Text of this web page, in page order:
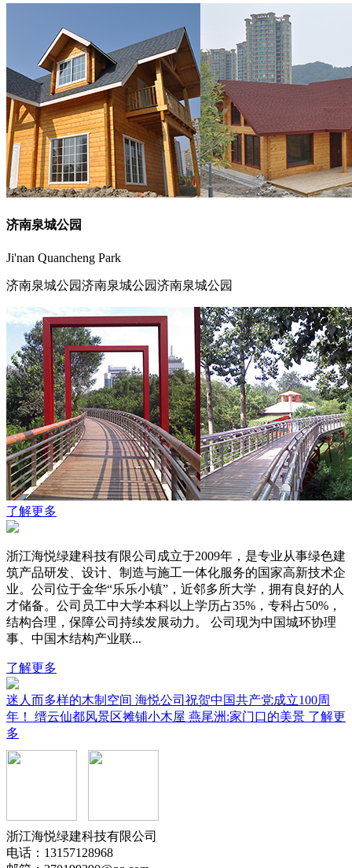
济南泉城公园
Ji'nan Quancheng Park
济南泉城公园济南泉城公园济南泉城公园
了解更多
浙江海悦绿建科技有限公司成立于2009年，是专业从事绿色建
筑产品研发、设计、制造与施工一体化服务的国家高新技术企
业。公司位于金华“乐乐小镇”，近邻多所大学，拥有良好的人
才储备。公司员工中大学本科以上学历占35%，专科占50%，
结构合理，保障公司持续发展动力。 公司现为中国城环协理
事、中国木结构产业联...
了解更多
迷人而多样的木制空间 海悦公司祝贺中国共产党成立100周
年！ 缙云仙都风景区摊铺小木屋 燕尾洲:家门口的美景 了解更
多
浙江海悦绿建科技有限公司
电话：13157128968